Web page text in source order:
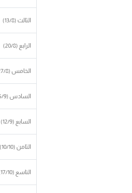
الثالث (13/8)
الرابع (20/8)
الخامس (27/8)
السادس (5/9)
السابع (12/9)
الثامن (10/10)
التاسع (17/10)